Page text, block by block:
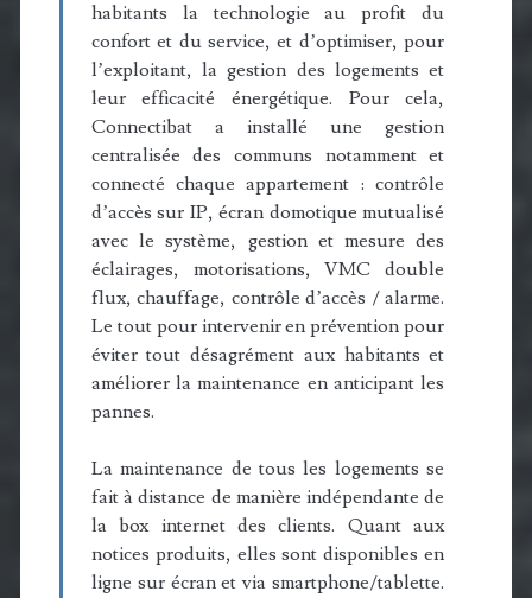
habitants la technologie au profit du
confort et du service, et d’optimiser, pour
l’exploitant, la gestion des logements et
leur efficacité énergétique. Pour cela,
Connectibat a installé une gestion
centralisée des communs notamment et
connecté chaque appartement : contrôle
d’accès sur IP, écran domotique mutualisé
avec le système, gestion et mesure des
éclairages, motorisations, VMC double
flux, chauffage, contrôle d’accès / alarme.
Le tout pour intervenir en prévention pour
éviter tout désagrément aux habitants et
améliorer la maintenance en anticipant les
pannes.
La maintenance de tous les logements se
fait à distance de manière indépendante de
la box internet des clients. Quant aux
notices produits, elles sont disponibles en
ligne sur écran et via smartphone/tablette.